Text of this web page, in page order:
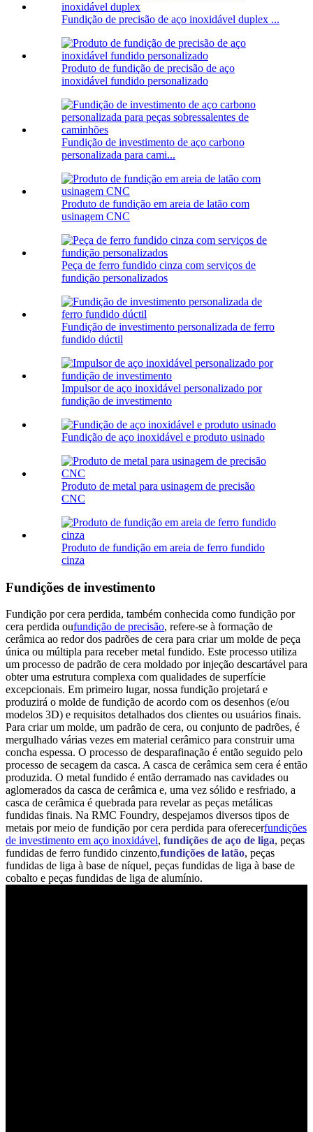
Fundição de precisão de aço inoxidável duplex ...
Produto de fundição de precisão de aço
inoxidável fundido personalizado
Fundição de investimento de aço carbono
personalizada para cami...
Produto de fundição em areia de latão com
usinagem CNC
Peça de ferro fundido cinza com serviços de
fundição personalizados
Fundição de investimento personalizada de ferro
fundido dúctil
Impulsor de aço inoxidável personalizado por
fundição de investimento
Fundição de aço inoxidável e produto usinado
Produto de metal para usinagem de precisão
CNC
Produto de fundição em areia de ferro fundido
cinza
Fundições de investimento
Fundição por cera perdida, também conhecida como fundição por
cera perdida oufundição de precisão, refere-se à formação de
cerâmica ao redor dos padrões de cera para criar um molde de peça
única ou múltipla para receber metal fundido. Este processo utiliza
um processo de padrão de cera moldado por injeção descartável para
obter uma estrutura complexa com qualidades de superfície
excepcionais. Em primeiro lugar, nossa fundição projetará e
produzirá o molde de fundição de acordo com os desenhos (e/ou
modelos 3D) e requisitos detalhados dos clientes ou usuários finais.
Para criar um molde, um padrão de cera, ou conjunto de padrões, é
mergulhado várias vezes em material cerâmico para construir uma
concha espessa. O processo de desparafinação é então seguido pelo
processo de secagem da casca. A casca de cerâmica sem cera é então
produzida. O metal fundido é então derramado nas cavidades ou
aglomerados da casca de cerâmica e, uma vez sólido e resfriado, a
casca de cerâmica é quebrada para revelar as peças metálicas
fundidas finais. Na RMC Foundry, despejamos diversos tipos de
metais por meio de fundição por cera perdida para oferecerfundições
de investimento em aço inoxidável, fundições de aço de liga, peças
fundidas de ferro fundido cinzento,fundições de latão, peças
fundidas de liga à base de níquel, peças fundidas de liga à base de
cobalto e peças fundidas de liga de alumínio.